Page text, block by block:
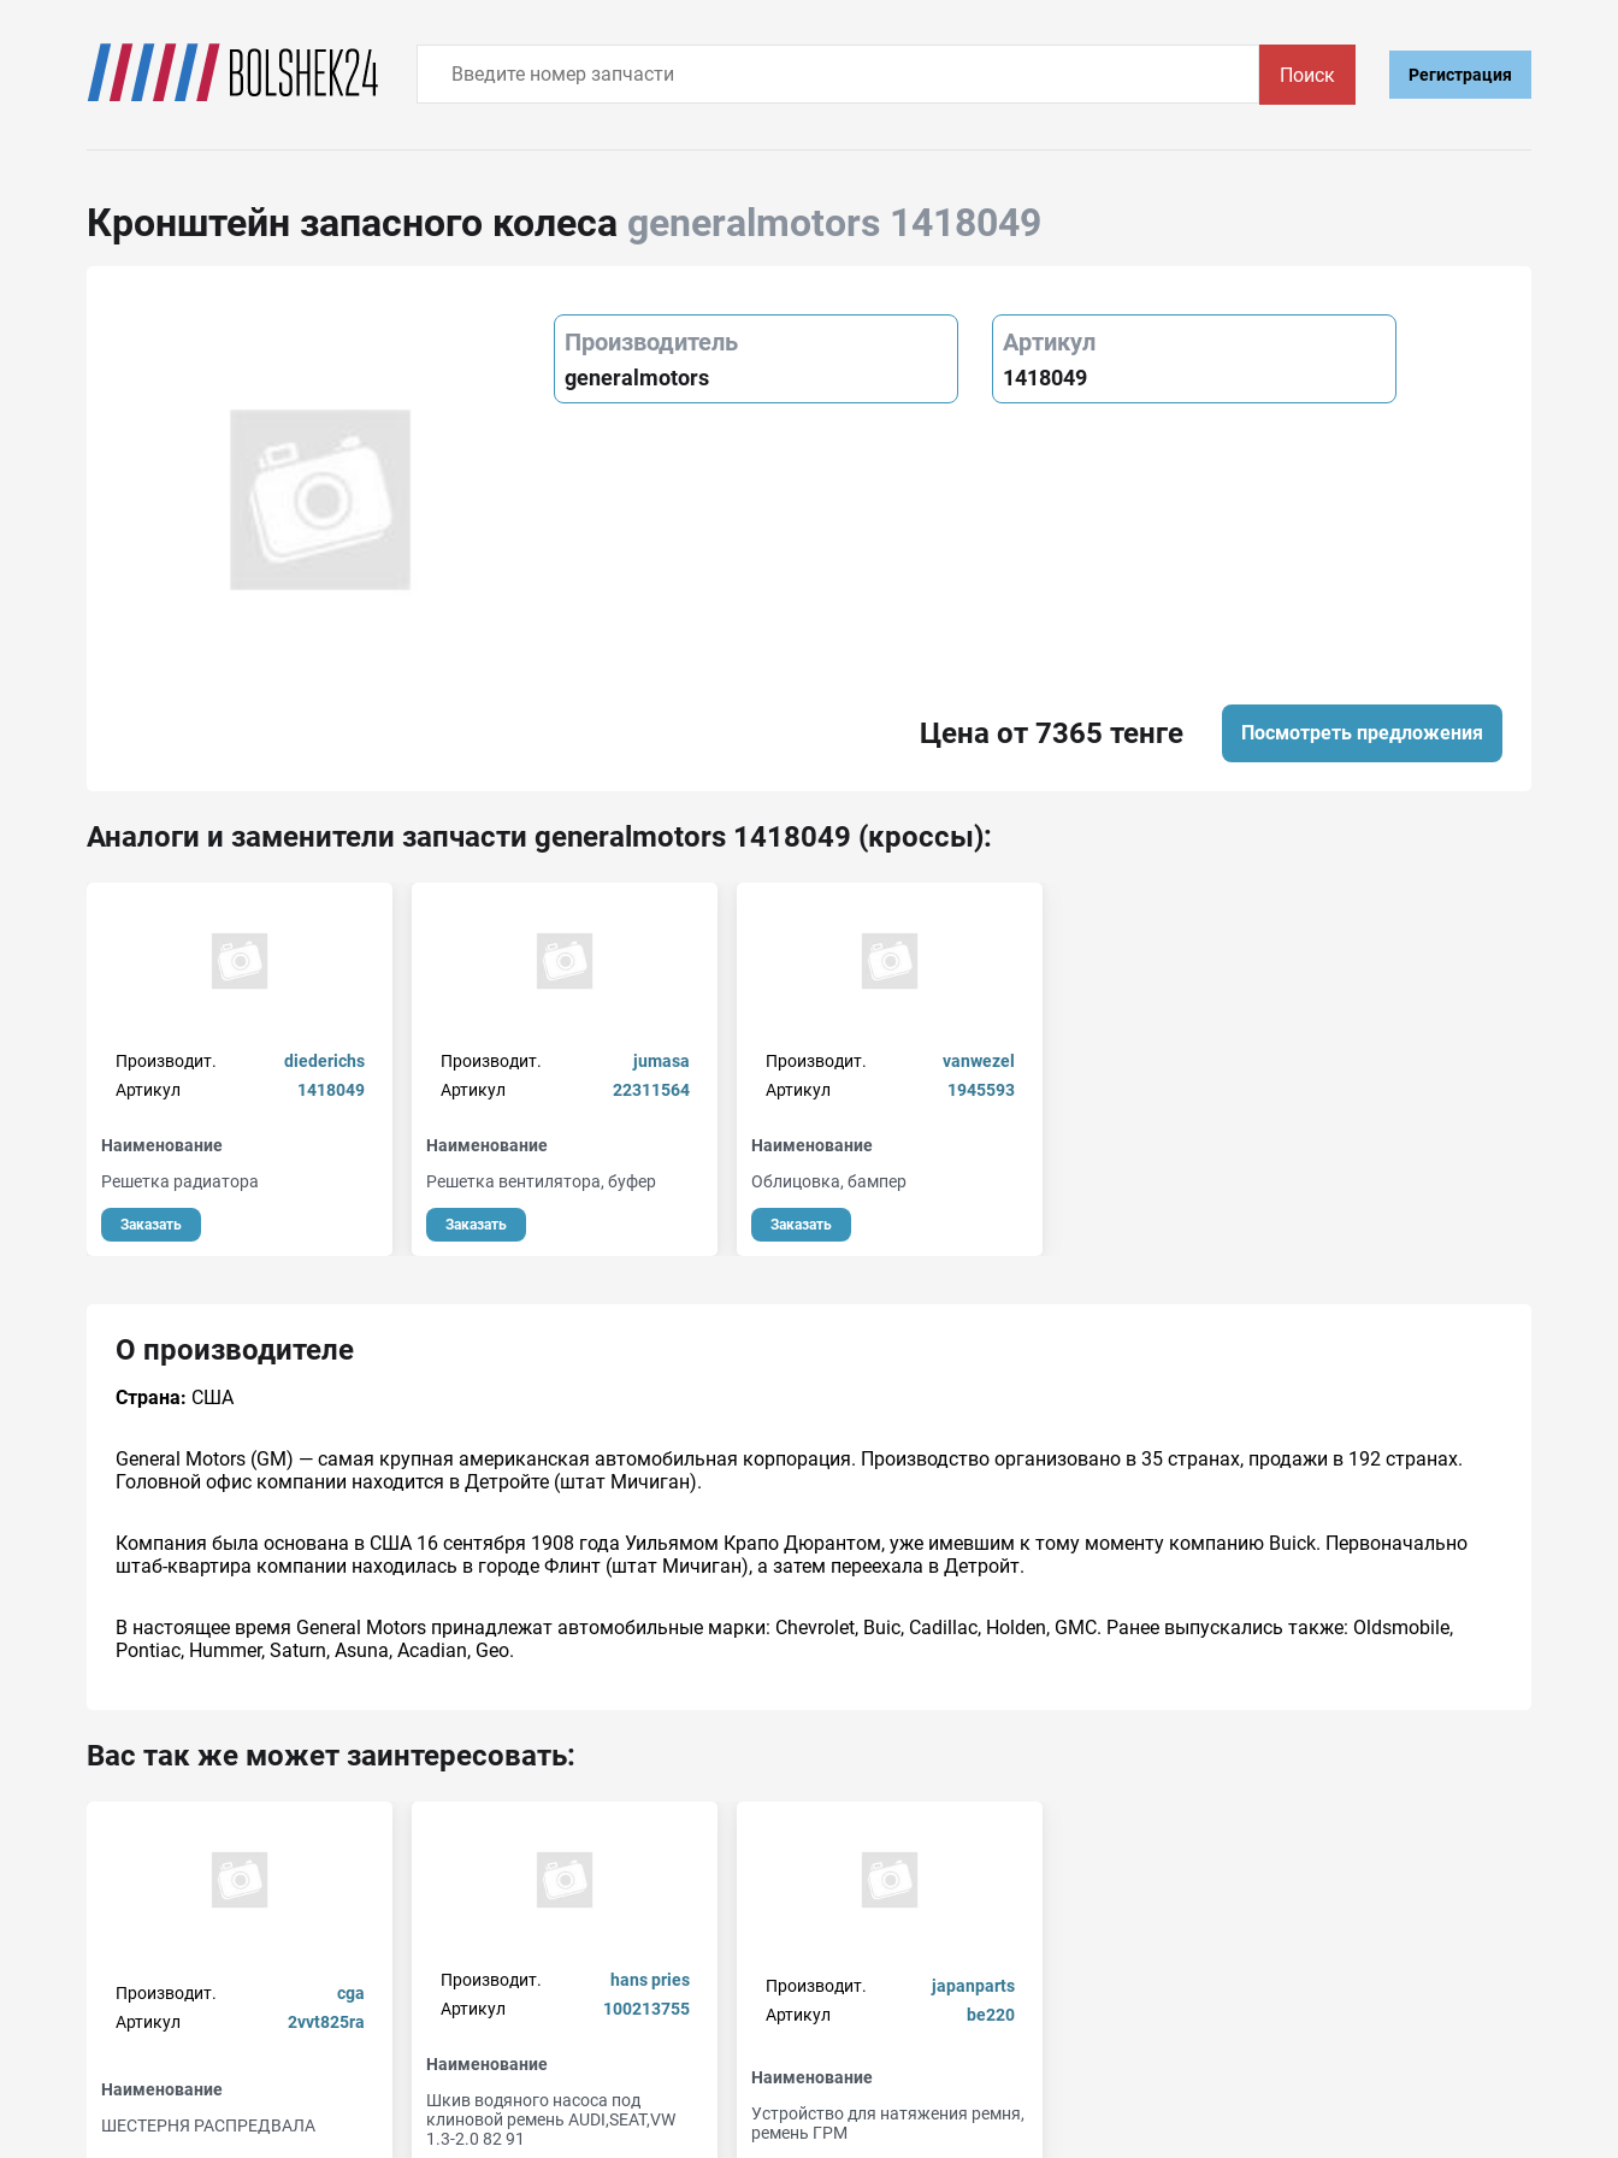
Поиск Регистрация
Кронштейн запасного колеса generalmotors 1418049
Производитель
generalmotors
Артикул
1418049
Цена от 7365 тенге Посмотреть предложения
Аналоги и заменители запчасти generalmotors 1418049 (кроссы):
Производит.
diederichs
Артикул
1418049
Наименование
Решетка радиатора
Заказать
Производит.
jumasa
Артикул
22311564
Наименование
Решетка вентилятора, буфер
Заказать
Производит.
vanwezel
Артикул
1945593
Наименование
Облицовка, бампер
Заказать
О производителе
Страна: США
General Motors (GM) — самая крупная американская автомобильная корпорация. Производство организовано в 35 странах, продажи в 192 странах.
Головной офис компании находится в Детройте (штат Мичиган).
Компания была основана в США 16 сентября 1908 года Уильямом Крапо Дюрантом, уже имевшим к тому моменту компанию Buick. Первоначально
штаб-квартира компании находилась в городе Флинт (штат Мичиган), а затем переехала в Детройт.
В настоящее время General Motors принадлежат автомобильные марки: Chevrolet, Buic, Cadillac, Holden, GMC. Ранее выпускались также: Oldsmobile,
Pontiac, Hummer, Saturn, Asuna, Acadian, Geo.
Вас так же может заинтересовать:
Производит.
cga
Артикул
2vvt825ra
Наименование
ШЕСТЕРНЯ РАСПРЕДВАЛА
Производит.
hans pries
Артикул
100213755
Наименование
Шкив водяного насоса под
клиновой ремень AUDI,SEAT,VW
1.3-2.0 82 91
Производит.
japanparts
Артикул
be220
Наименование
Устройство для натяжения ремня,
ремень ГРМ